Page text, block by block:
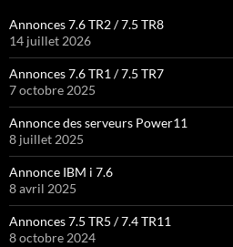
Annonces 7.6 TR2 / 7.5 TR8
14 juillet 2026
Annonces 7.6 TR1 / 7.5 TR7
7 octobre 2025
Annonce des serveurs Power11
8 juillet 2025
Annonce IBM i 7.6
8 avril 2025
Annonces 7.5 TR5 / 7.4 TR11
8 octobre 2024